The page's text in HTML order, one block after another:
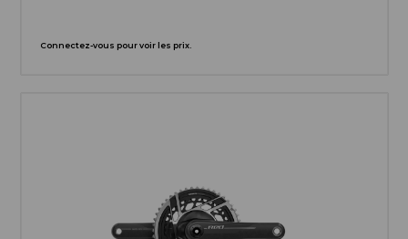
Connectez-vous pour voir les prix.